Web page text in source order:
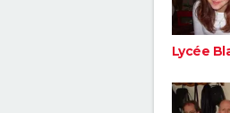
Lycée